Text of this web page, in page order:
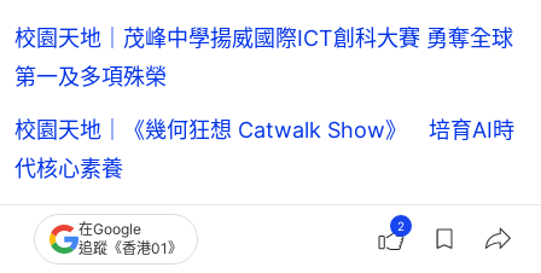
校園天地｜茂峰中學揚威國際ICT創科大賽 勇奪全球
第一及多項殊榮
校園天地｜《幾何狂想 Catwalk Show》 培育AI時
代核心素養
校園天地︱啟基學校師生到訪杭州 近距離觸摸真實
火箭箭體
在Google
追蹤《香港01》
2